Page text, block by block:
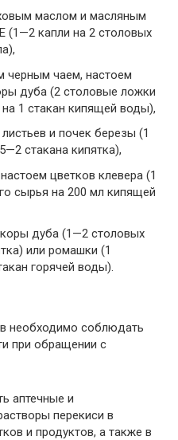
маслом и масляным
(1—2 капли на 2 столовых
черным чаем, настоем
дуба (2 столовые ложки
1 стакан кипящей воды),
и почек березы (1
стакана кипятка),
цветков клевера (1
сырья на 200 мл кипящей
дуба (1—2 столовых
или ромашки (1
горячей воды).
необходимо соблюдать
при обращении с
аптечные и
перекиси в
и продуктов, а также в